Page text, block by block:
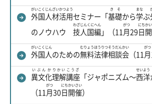
外国
がいこく
人材
じんざい
活用
かつよう
セミナー「基礎
きそ
から学
まな
ぶ
のノウハウ 技
わざ
人
じん
国
くに
編
へん
」（11月
がつ
29日
にちか
外国人
がいこくじん
のための無料
むりょう
法律
ほうりつ
相談
そうだん
会
かい
（11月
がつ
異文化
いぶんか
理解
りかい
講座
こうざ
「ジャポニズム～西洋
せいよう
（11月
がつ
30日
にち
開催
かいさい
）